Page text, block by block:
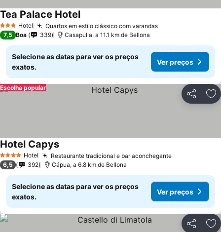
3 EstrelasHotel Quartos em estilo clássico com varandas
Tea Palace Hotel
7,5 Boa 339 Casapulla, a 11.1 km de Bellona
Selecione as datas para ver os preços
exatos.
Ver preços
Partilhar
Escolha popular
4 EstrelasHotel Restaurante tradicional e bar aconchegante
Hotel Capys
6,5 392 Cápua, a 6.8 km de Bellona
Selecione as datas para ver os preços
exatos.
Ver preços
Partilhar